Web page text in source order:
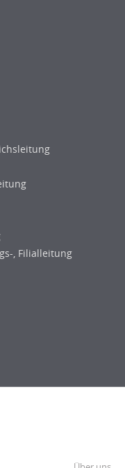
, Filialleitung